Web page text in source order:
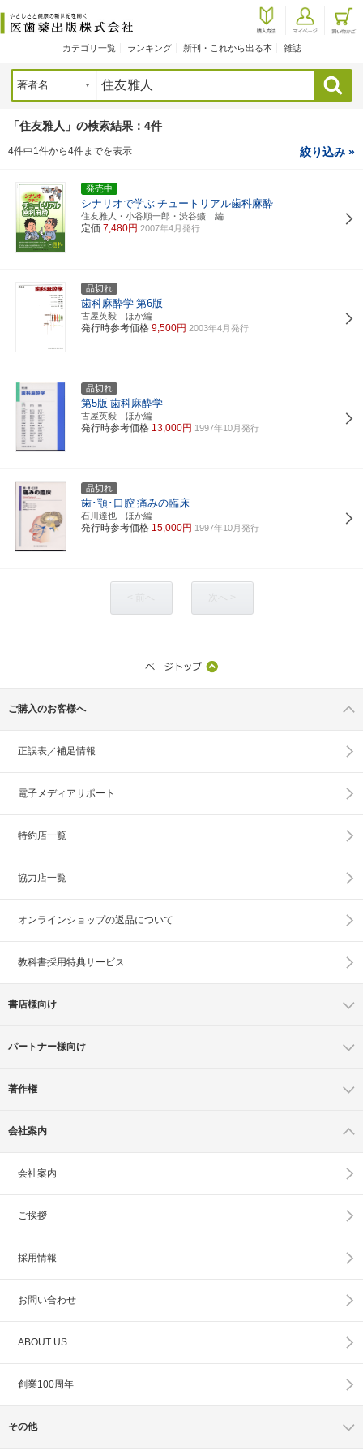
カテゴリ一覧 ランキング 新刊・これから出る本 雑誌
検索
「住友雅人」の検索結果：4件
4件中1件から4件までを表示 絞り込み »
発売中
シナリオで学ぶ チュートリアル歯科麻酔
住友雅人・小谷順一郎・渋谷鑛 編
定価 7,480円 2007年4月発行
品切れ
歯科麻酔学 第6版
古屋英毅 ほか編
発行時参考価格 9,500円 2003年4月発行
品切れ
第5版 歯科麻酔学
古屋英毅 ほか編
発行時参考価格 13,000円 1997年10月発行
品切れ
歯･顎･口腔 痛みの臨床
石川達也 ほか編
発行時参考価格 15,000円 1997年10月発行
ご購入のお客様へ
正誤表／補足情報
電子メディアサポート
特約店一覧
協力店一覧
オンラインショップの返品について
教科書採用特典サービス
書店様向け
パートナー様向け
著作権
会社案内
会社案内
ご挨拶
採用情報
お問い合わせ
ABOUT US
創業100周年
その他